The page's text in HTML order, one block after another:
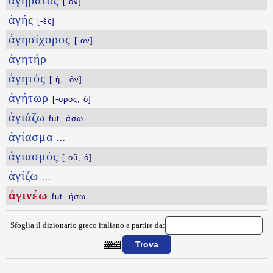
ἁγής [-ές]
ἀγησίχορος [-ον]
ἀγητήρ
ἀγητός [-ή, -όν]
ἁγήτωρ [-ορος, ὁ]
ἁγιάζω fut. άσω
ἁγίασμα ...
ἁγιασμός [-οῦ, ὁ]
ἁγίζω ...
ἀγινέω fut. ήσω
Sfoglia il dizionario greco italiano a partire da: